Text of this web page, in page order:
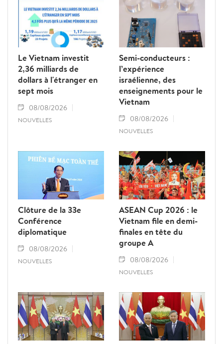
Le Vietnam investit
2,36 milliards de
dollars à l'étranger en
sept mois
08/08/2026
NOUVELLES
Semi-conducteurs :
l’expérience
israélienne, des
enseignements pour le
Vietnam
08/08/2026
NOUVELLES
Clôture de la 33e
Conférence
diplomatique
08/08/2026
NOUVELLES
ASEAN Cup 2026 : le
Vietnam file en demi-
finales en tête du
groupe A
08/08/2026
NOUVELLES